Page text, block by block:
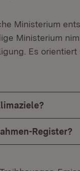
Ministerium
Ministerium
Es orientiert
Register?